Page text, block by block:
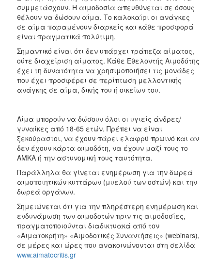
ΤΟΠΟΣ
ΠΟΛΙΤΙΣΜΟΣ
ΑΝΘΕΚΤΙΚΗ
ΠΟΛΗ
συμμετάσχουν. Η αιμοδοσία απευθύνεται σε όσους
θέλουν να δώσουν αίμα. Το καλοκαίρι οι ανάγκες
σε αίμα παραμένουν διαρκείς και κάθε προσφορά
είναι πραγματικά πολύτιμη.
Σημαντικό είναι ότι δεν υπάρχει τράπεζα αίματος,
ούτε διαχείριση αίματος. Κάθε Εθελοντής Αιμοδότης
έχει τη δυνατότητα να χρησιμοποιήσει τις μονάδες
που έχει προσφέρει σε περίπτωση μελλοντικής
ανάγκης σε αίμα, δικής του ή οικείων του.
Αίμα μπορούν να δώσουν όλοι οι υγιείς άνδρες/
γυναίκες από 18-65 ετών. Πρέπει να είναι
ξεκούραστοι, να έχουν πάρει ελαφρύ πρωινό και αν
δεν έχουν κάρτα αιμοδότη, να έχουν μαζί τους το
ΑΜΚΑ ή την αστυνομική τους ταυτότητα.
Παράλληλα θα γίνεται ενημέρωση για την δωρεά
αιμοποιητικών κυττάρων (μυελού των οστών) και την
δωρεά οργάνων.
Σημειώνεται ότι για την πληρέστερη ενημέρωση και
ενδυνάμωση των αιμοδοτών πριν τις αιμοδοσίες,
πραγματοποιούνται διαδικτυακά από τον
«Αιματοκρήτη» «Αιμοδοτικές Συναντήσεις» (webinars),
σε μέρες και ώρες που ανακοινώνονται στη σελίδα
www.aimatocritis.gr